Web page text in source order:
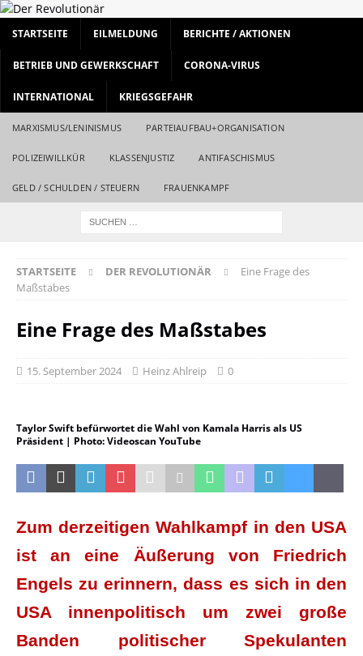
STARTSEITE EILMELDUNG BERICHTE / AKTIONEN
BETRIEB UND GEWERKSCHAFT CORONA-VIRUS
INTERNATIONAL KRIEGSGEFAHR
MARXISMUS/LENINISMUS PARTEIAUFBAU+ORGANISATION
POLIZEIWILLKÜR KLASSENJUSTIZ ANTIFASCHISMUS
GELD / SCHULDEN / STEUERN FRAUENKAMPF
STARTSEITE DER REVOLUTIONÄR
Eine Frage des
Maßstabes
Eine Frage des Maßstabes
15. September 2024 Heinz Ahlreip 0
Taylor Swift befürwortet die Wahl von Kamala Harris als US
Präsident | Photo: Videoscan YouTube
Zum derzeitigen Wahlkampf in den USA
ist an eine Äußerung von Friedrich
Engels zu erinnern, dass es sich in den
USA innenpolitisch um zwei große
Banden politischer Spekulanten